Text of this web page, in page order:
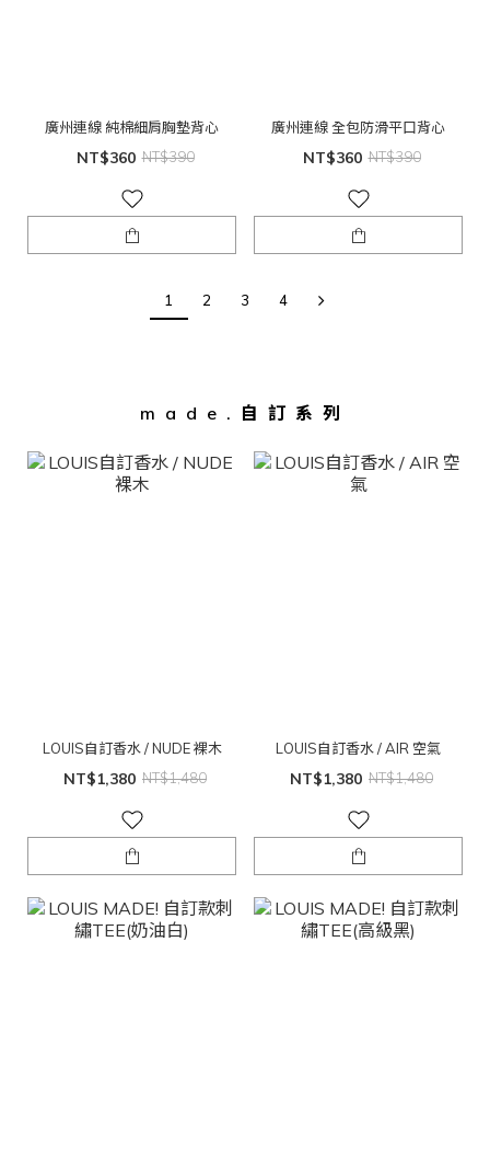
廣州連線 純棉細肩胸墊背心
NT$360 NT$390
廣州連線 全包防滑平口背心
NT$360 NT$390
1 2 3 4
made.自訂系列
LOUIS自訂香水 / NUDE 裸木
NT$1,380 NT$1,480
LOUIS自訂香水 / AIR 空氣
NT$1,380 NT$1,480